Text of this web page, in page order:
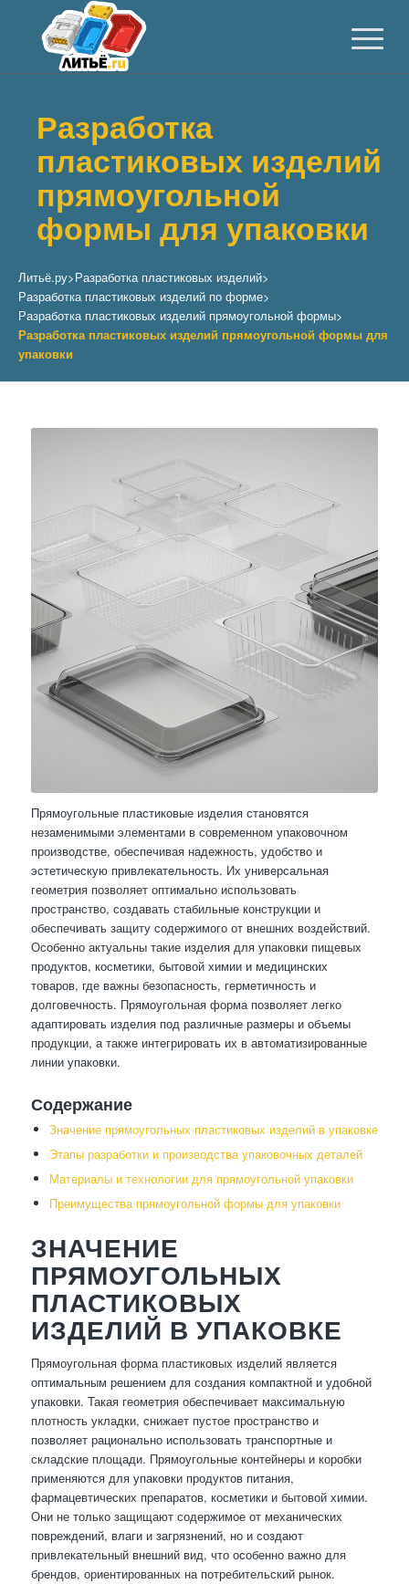
Разработка
пластиковых изделий
прямоугольной
формы для упаковки
Литьё.ру>Разработка пластиковых изделий>
Разработка пластиковых изделий по форме>
Разработка пластиковых изделий прямоугольной формы>
Разработка пластиковых изделий прямоугольной формы для
упаковки
Прямоугольные пластиковые изделия становятся
незаменимыми элементами в современном упаковочном
производстве, обеспечивая надежность, удобство и
эстетическую привлекательность. Их универсальная
геометрия позволяет оптимально использовать
пространство, создавать стабильные конструкции и
обеспечивать защиту содержимого от внешних воздействий.
Особенно актуальны такие изделия для упаковки пищевых
продуктов, косметики, бытовой химии и медицинских
товаров, где важны безопасность, герметичность и
долговечность. Прямоугольная форма позволяет легко
адаптировать изделия под различные размеры и объемы
продукции, а также интегрировать их в автоматизированные
линии упаковки.
Содержание
Значение прямоугольных пластиковых изделий в упаковке
Этапы разработки и производства упаковочных деталей
Материалы и технологии для прямоугольной упаковки
Преимущества прямоугольной формы для упаковки
ЗНАЧЕНИЕ
ПРЯМОУГОЛЬНЫХ
ПЛАСТИКОВЫХ
ИЗДЕЛИЙ В УПАКОВКЕ
Прямоугольная форма пластиковых изделий является
оптимальным решением для создания компактной и удобной
упаковки. Такая геометрия обеспечивает максимальную
плотность укладки, снижает пустое пространство и
позволяет рационально использовать транспортные и
складские площади. Прямоугольные контейнеры и коробки
применяются для упаковки продуктов питания,
фармацевтических препаратов, косметики и бытовой химии.
Они не только защищают содержимое от механических
повреждений, влаги и загрязнений, но и создают
привлекательный внешний вид, что особенно важно для
брендов, ориентированных на потребительский рынок.